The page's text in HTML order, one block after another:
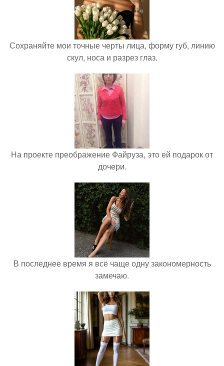
Сохраняйте мои точные черты лица, форму губ, линию
скул, носа и разрез глаз.
На проекте преображение Файруза, это ей подарок от
дочери.
В последнее время я всё чаще одну закономерность
замечаю.